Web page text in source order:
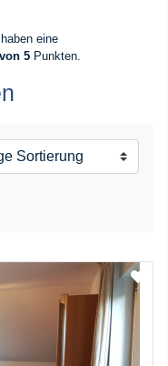
eine
5 Punkten.